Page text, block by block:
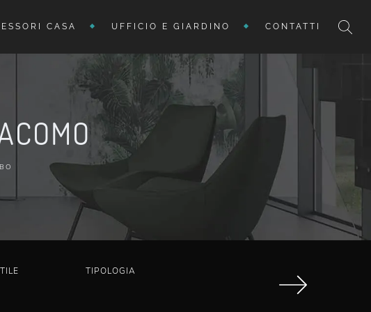
CASA UFFICIO E GIARDINO CONTATTI
TIPOLOGIA